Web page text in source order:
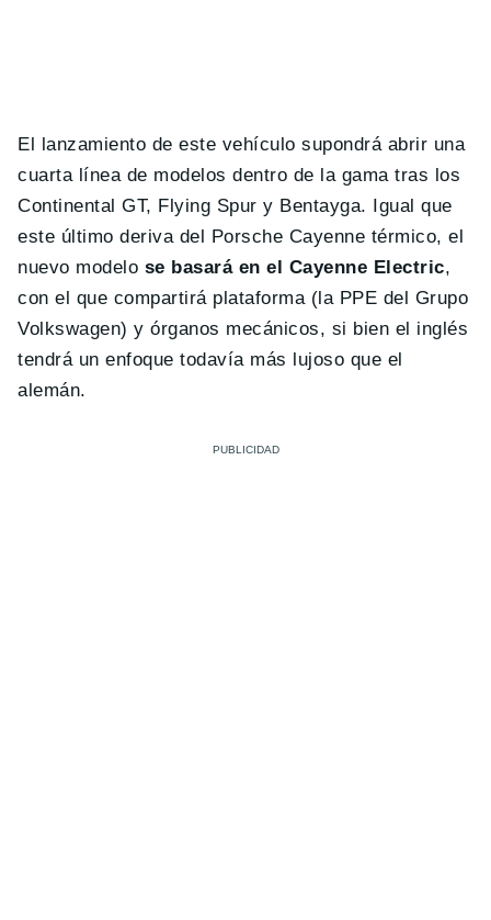
El lanzamiento de este vehículo supondrá abrir una
cuarta línea de modelos dentro de la gama tras los
Continental GT, Flying Spur y Bentayga. Igual que
este último deriva del Porsche Cayenne térmico, el
nuevo modelo se basará en el Cayenne Electric,
con el que compartirá plataforma (la PPE del Grupo
Volkswagen) y órganos mecánicos, si bien el inglés
tendrá un enfoque todavía más lujoso que el
alemán.